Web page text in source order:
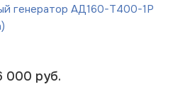
генератор АД160-Т400-1Р
000 руб.